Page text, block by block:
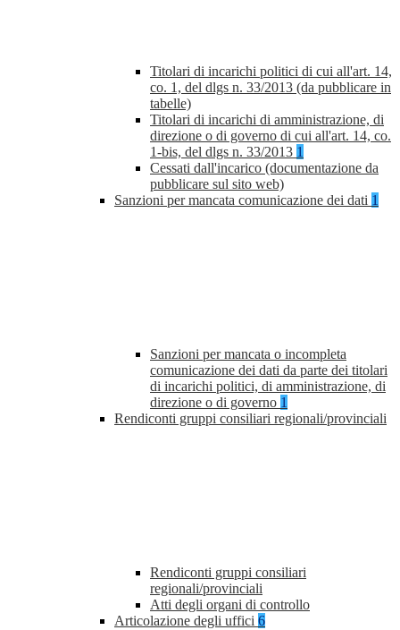
Titolari di incarichi politici di cui all'art. 14,
co. 1, del dlgs n. 33/2013 (da pubblicare in
tabelle)
Titolari di incarichi di amministrazione, di
direzione o di governo di cui all'art. 14, co.
1-bis, del dlgs n. 33/2013 1
Cessati dall'incarico (documentazione da
pubblicare sul sito web)
Sanzioni per mancata comunicazione dei dati 1
Sanzioni per mancata o incompleta
comunicazione dei dati da parte dei titolari
di incarichi politici, di amministrazione, di
direzione o di governo 1
Rendiconti gruppi consiliari regionali/provinciali
Rendiconti gruppi consiliari
regionali/provinciali
Atti degli organi di controllo
Articolazione degli uffici 6